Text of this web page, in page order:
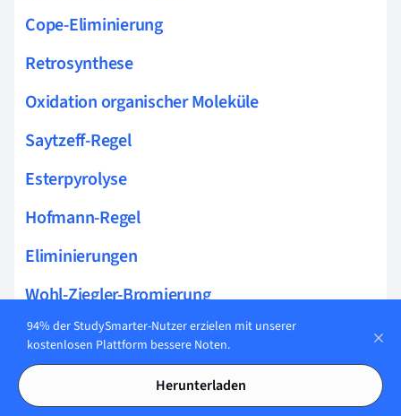
Cope-Eliminierung
Retrosynthese
Oxidation organischer Moleküle
Saytzeff-Regel
Esterpyrolyse
Hofmann-Regel
Eliminierungen
Wohl-Ziegler-Bromierung
Pericyclische Reaktionen
Hofmann-Eliminierung
Nucleophile Addition
94% der StudySmarter-Nutzer erzielen mit unserer
kostenlosen Plattform bessere Noten.
Herunterladen